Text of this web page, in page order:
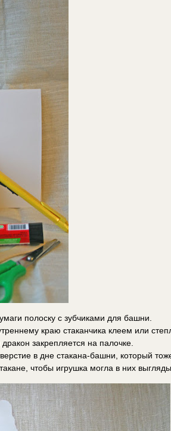
полоску с зубчиками для башни.
краю стаканчика клеем или
закрепляется на палочке.
в дне стакана-башни, который
чтобы игрушка могла в них